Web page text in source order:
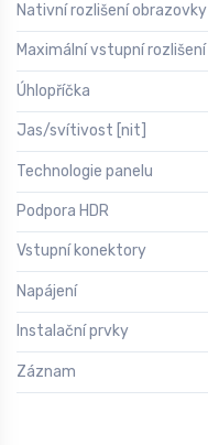
Nativní rozlišení obrazovky
Maximální vstupní rozlišení
Úhlopříčka
Jas/svítivost [nit]
Technologie panelu
Podpora HDR
Vstupní konektory
Napájení
Instalační prvky
Záznam